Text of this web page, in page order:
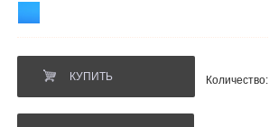
КУПИТЬ Количество: